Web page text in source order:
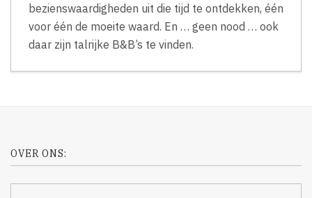
bezienswaardigheden uit die tijd te ontdekken, één
voor één de moeite waard. En … geen nood … ook
daar zijn talrijke B&B’s te vinden.
OVER ONS: